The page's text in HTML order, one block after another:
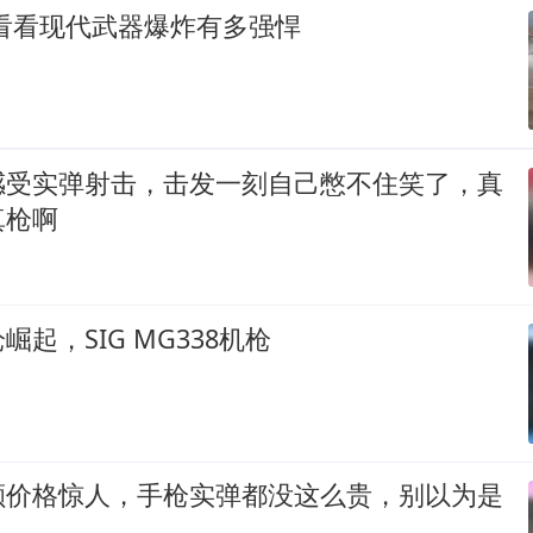
看现代武器爆炸有多强悍
实弹射击，击发一刻自己憋不住笑了，真
啊
起，SIG MG338机枪
格惊人，手枪实弹都没这么贵，别以为是